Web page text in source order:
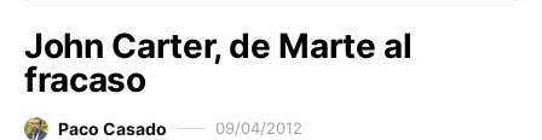
John Carter, de Marte al
fracaso
Paco Casado 09/04/2012